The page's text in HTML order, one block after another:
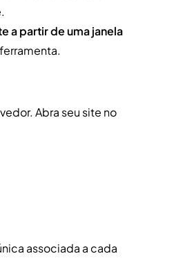
a partir de uma janela
Abra seu site no
associada a cada